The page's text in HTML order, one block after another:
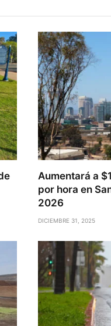
Aumentará a
por hora en
2026
DICIEMBRE 31, 2025